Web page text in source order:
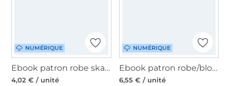
NUMÉRIQUE
Ebook patron robe skater femme TUVA Sew Simple, en allemand
4,02 € / unité
NUMÉRIQUE
Ebook patron robe/blouse femme Madame Kimmi Hedi näht, en allemand
6,55 € / unité